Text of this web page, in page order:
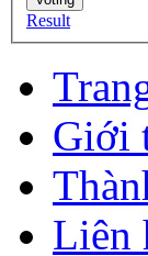
Result
Giới
Liên